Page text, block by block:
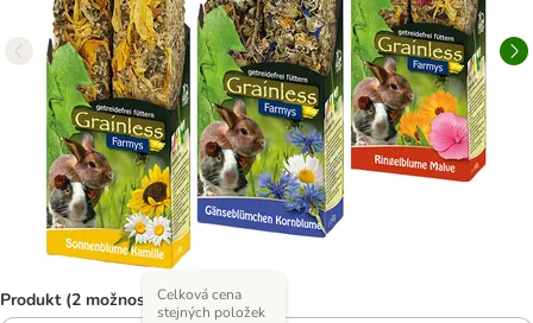
Produkt (2 možností)Celková cena
stejných položek